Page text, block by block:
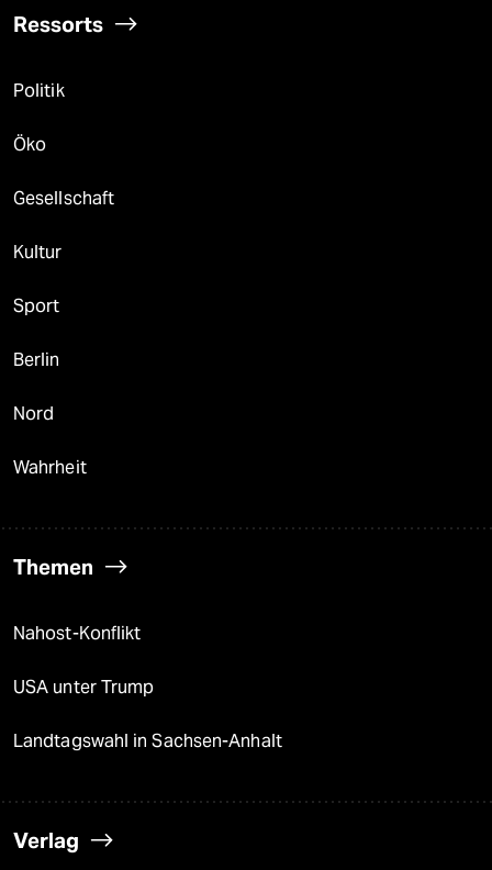
Ressorts
Politik
Öko
Gesellschaft
Kultur
Sport
Berlin
Nord
Wahrheit
Themen
Nahost-Konflikt
USA unter Trump
Landtagswahl in Sachsen-Anhalt
Verlag